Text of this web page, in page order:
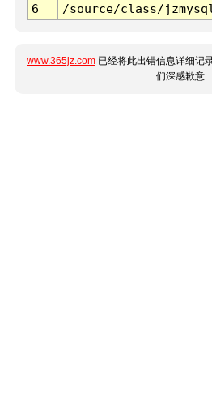
6
/source/class/
www.365jz.com 已经将此出错信息详细记
们深感歉意.